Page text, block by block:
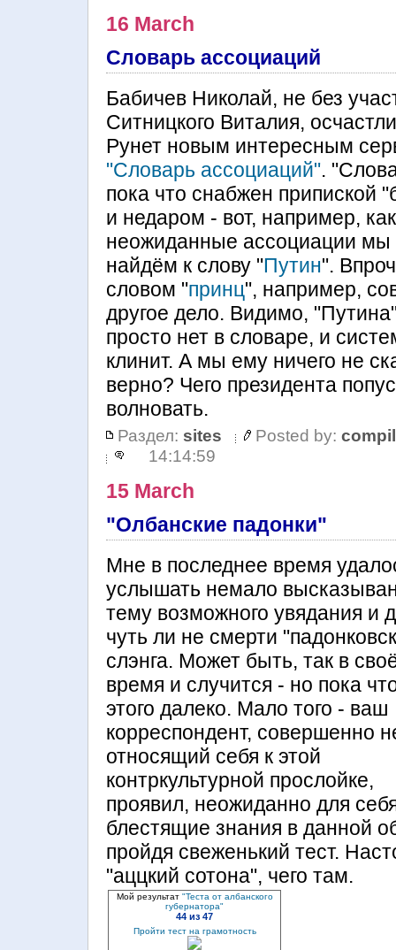
16 March
Словарь ассоциаций
Бабичев Николай, не без
Ситницкого Виталия,
Рунет новым интересным
"Словарь ассоциаций".
пока что снабжен припиской
и недаром - вот, например,
неожиданные ассоциации мы
найдём к слову "Путин".
словом "принц", например,
другое дело. Видимо,
просто нет в словаре, и
клинит. А мы ему ничего не
верно? Чего президента
волновать.
Раздел: sites Posted by:
14:14:59
15 March
"Олбанские падонки"
Мне в последнее время
услышать немало
тему возможного увядания и
чуть ли не смерти
слэнга. Может быть, так в
время и случится - но пока
этого далеко. Мало того - ваш
корреспондент, совершенно
относящий себя к этой
контркультурной прослойке,
проявил, неожиданно для
блестящие знания в данной
пройдя свеженький тест.
"аццкий сотона", чего там.
Мой результат "Теста от албанского
губернатора"
44 из 47
Пройти тест на грамотность